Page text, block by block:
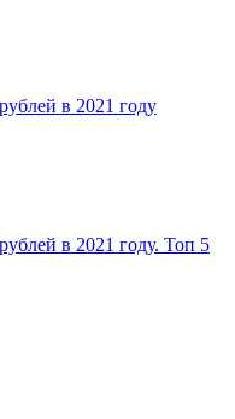
в 2021 году
в 2021 году. Топ 5